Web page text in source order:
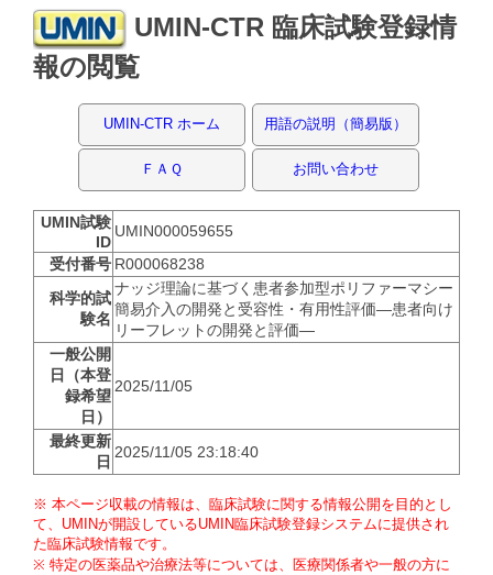
UMIN-CTR 臨床試験登録情
報の閲覧
UMIN-CTR ホーム 用語の説明（簡易版）
ＦＡＱ お問い合わせ
UMIN試験
ID
UMIN000059655
受付番号 R000068238
科学的試
験名
ナッジ理論に基づく患者参加型ポリファーマシー
簡易介入の開発と受容性・有用性評価―患者向け
リーフレットの開発と評価―
一般公開
日（本登
録希望
日）
2025/11/05
最終更新
日
2025/11/05 23:18:40
※ 本ページ収載の情報は、臨床試験に関する情報公開を目的とし
て、UMINが開設しているUMIN臨床試験登録システムに提供され
た臨床試験情報です。
※ 特定の医薬品や治療法等については、医療関係者や一般の方に